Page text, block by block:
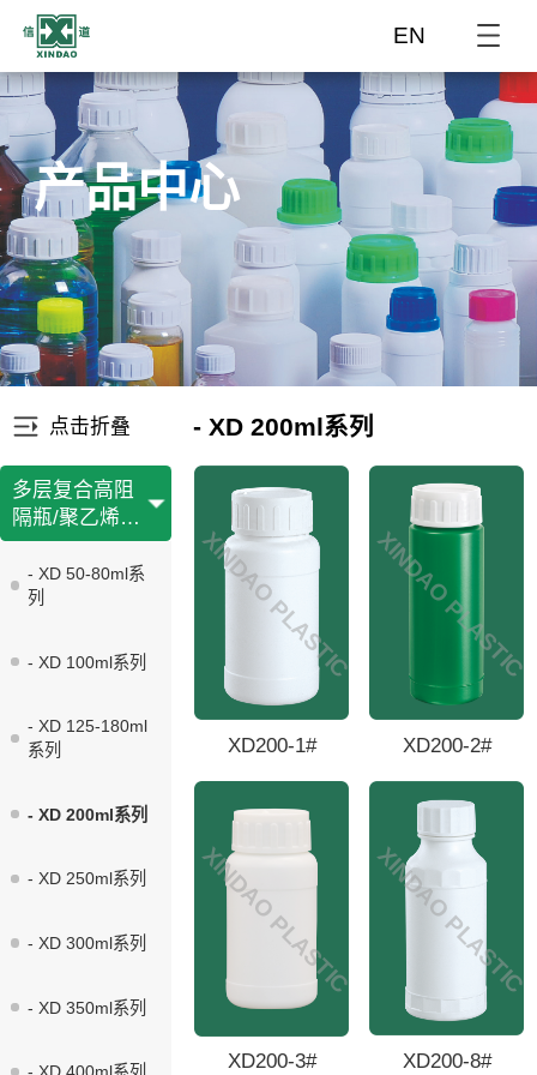
EN
产品中心
点击折叠 - XD 200ml系列
多层复合高阻
隔瓶/聚乙烯瓶
系列
- XD 50-80ml系
列
- XD 100ml系列
- XD 125-180ml
系列
- XD 200ml系列
- XD 250ml系列
- XD 300ml系列
- XD 350ml系列
XINDAO PLASTIC
XD200-1#
XINDAO PLASTIC
XD200-2#
XINDAO PLASTIC
XD200-3#
XINDAO PLASTIC
XD200-8#